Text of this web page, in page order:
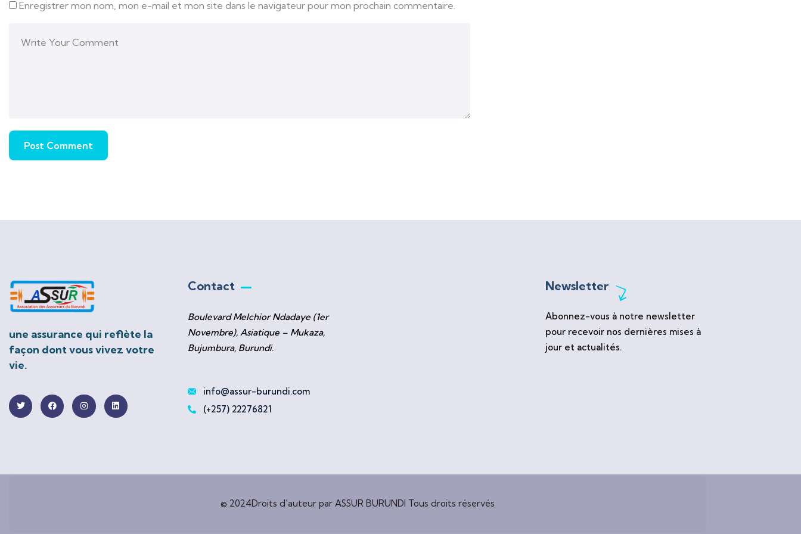
Enregistrer mon nom, mon e-mail et mon site dans le navigateur pour mon prochain commentaire.
une assurance qui reflète la
façon dont vous vivez votre
vie.
Contact
Boulevard Melchior Ndadaye (1er
Novembre), Asiatique – Mukaza,
Bujumbura, Burundi.
info@assur-burundi.com
(+257) 22276821
Newsletter
Abonnez-vous à notre newsletter
pour recevoir nos dernières mises à
jour et actualités.
© 2024Droits d’auteur par ASSUR BURUNDI Tous droits réservés